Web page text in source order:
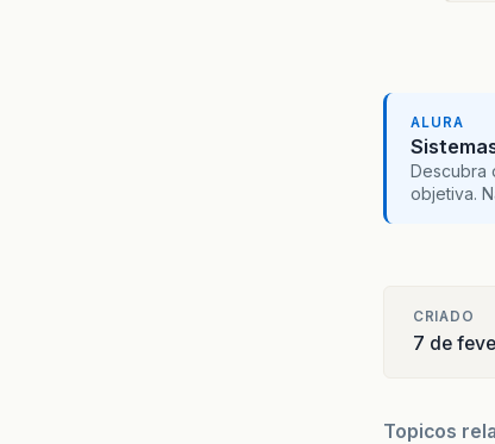
ALURA
Descubra
objetiva.
CRIADO
7 de
Topicos